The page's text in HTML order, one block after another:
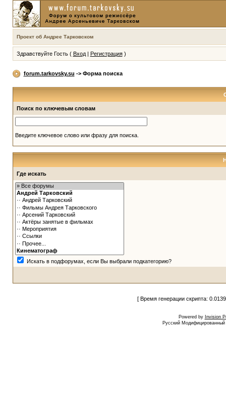
Проект об Андрее Тарковском
Здравствуйте Гость ( Вход| Регистрация)
forum.tarkovsky.su -> Форма поиска
Поиск по ключевым словам
Введите ключевое слово или фразу для поиска.
Где искать
Искать в подфорумах, если Вы выбрали подкатегорию?
[ Время генерации скрипта:
Powered by Invision
Русский